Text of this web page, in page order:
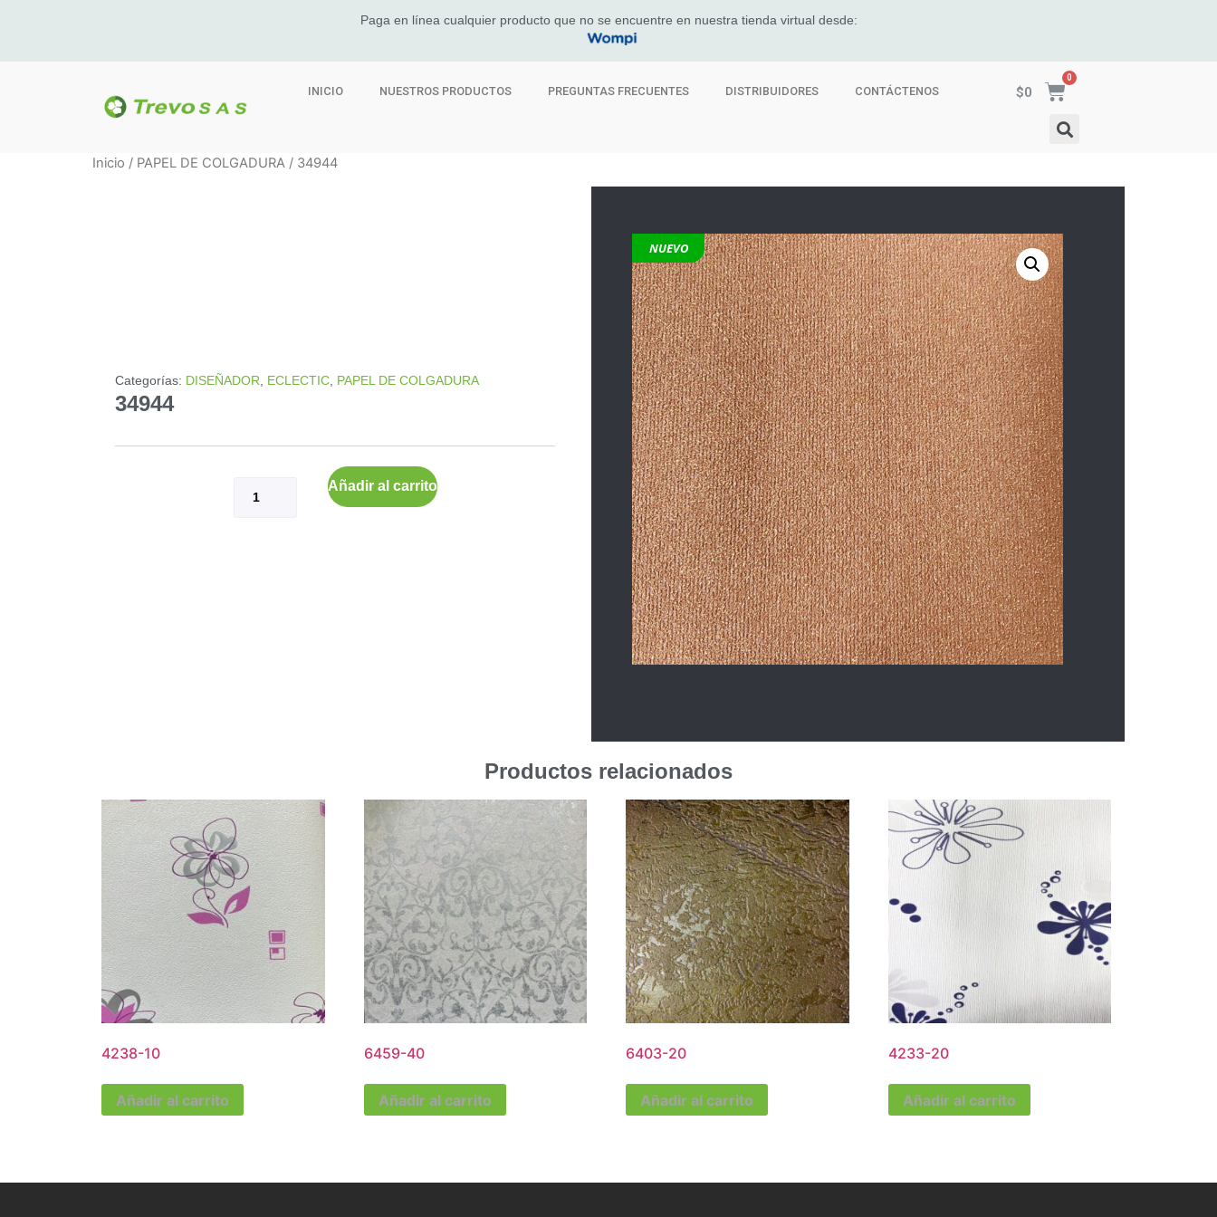
Paga en línea cualquier producto que no se encuentre en nuestra tienda virtual desde:
INICIO NUESTROS PRODUCTOS PREGUNTAS FRECUENTES DISTRIBUIDORES CONTÁCTENOS $0
Inicio / PAPEL DE COLGADURA / 34944
Categorías: DISEÑADOR ECLECTIC PAPEL DE COLGADURA
34944
Añadir al carrito
NUEVO
Productos relacionados
4238-10
Añadir al carrito
6459-40
Añadir al carrito
6403-20
Añadir al carrito
4233-20
Añadir al carrito